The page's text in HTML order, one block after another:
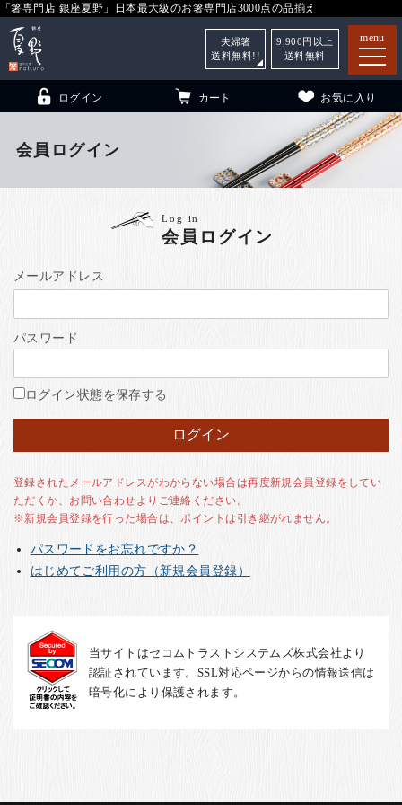
「箸専門店 銀座夏野」日本最大級のお箸専門店3000点の品揃え
menu
（贈答用・自宅用）
銀座夏野・箸長
ご利用ガイド
お客様の声
お知らせ
English
ログイン カート お気に入り
夫婦箸
送料無料!!
9,900 円以上
送料無料
会員ログイン
Log in
会員ログイン
メールアドレス
パスワード
ログイン状態を保存する
登録されたメールアドレスがわからない場合は再度新規会員登録をしてい
ただくか、お問い合わせよりご連絡ください。
※新規会員登録を行った場合は、ポイントは引き継がれません。
パスワードをお忘れですか？
はじめてご利用の方（新規会員登録）
当サイトはセコムトラストシステムズ株式会社より
認証されています。SSL対応ページからの情報送信は
暗号化により保護されます。